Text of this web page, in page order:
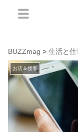
BUZZmag > 生活と仕
お店＆接客